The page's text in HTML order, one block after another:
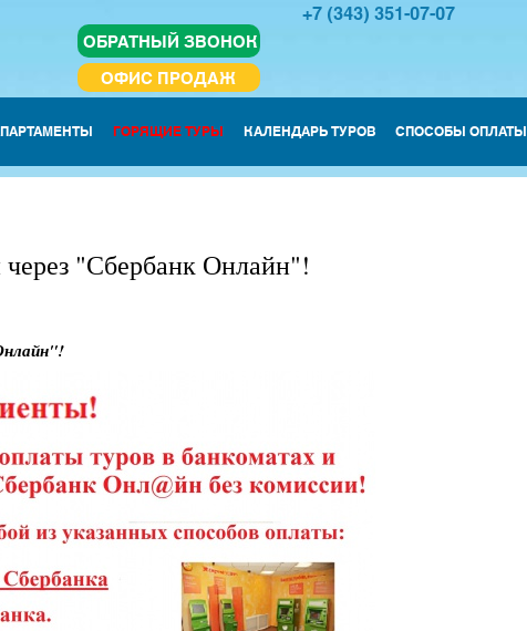
ОБРАТНЫЙ ЗВОНОК
ОФИС ПРОДАЖ
+7 (343) 351-07-07
ГОРЯЩИЕ ТУРЫ КАЛЕНДАРЬ ТУРОВ СПОСОБЫ ОПЛАТЫ
через "Сбербанк Онлайн"!